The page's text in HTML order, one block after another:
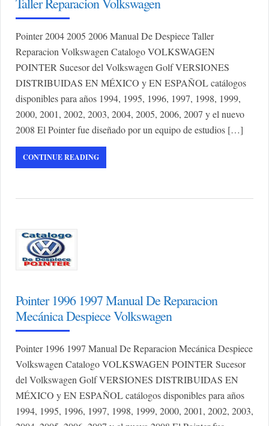
Taller Reparacion Volkswagen
Pointer 2004 2005 2006 Manual De Despiece Taller
Reparacion Volkswagen Catalogo VOLKSWAGEN
POINTER Sucesor del Volkswagen Golf VERSIONES
DISTRIBUIDAS EN MÉXICO y EN ESPAÑOL catálogos
disponibles para años 1994, 1995, 1996, 1997, 1998, 1999,
2000, 2001, 2002, 2003, 2004, 2005, 2006, 2007 y el nuevo
2008 El Pointer fue diseñado por un equipo de estudios […]
CONTINUE READING
Pointer 1996 1997 Manual De Reparacion
Mecánica Despiece Volkswagen
Pointer 1996 1997 Manual De Reparacion Mecánica Despiece
Volkswagen Catalogo VOLKSWAGEN POINTER Sucesor
del Volkswagen Golf VERSIONES DISTRIBUIDAS EN
MÉXICO y EN ESPAÑOL catálogos disponibles para años
1994, 1995, 1996, 1997, 1998, 1999, 2000, 2001, 2002, 2003,